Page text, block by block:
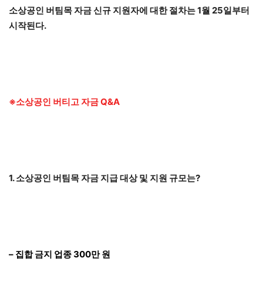
소상공인 버팀목 자금 신규 지원자에 대한 절차는 1월 25일부터
시작된다.
※소상공인 버티고 자금 Q&A
1. 소상공인 버팀목 자금 지급 대상 및 지원 규모는?
– 집합 금지 업종 300만 원